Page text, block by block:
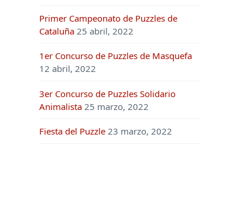
Primer Campeonato de Puzzles de
Cataluña 25 abril, 2022
1er Concurso de Puzzles de Masquefa
12 abril, 2022
3er Concurso de Puzzles Solidario
Animalista 25 marzo, 2022
Fiesta del Puzzle 23 marzo, 2022